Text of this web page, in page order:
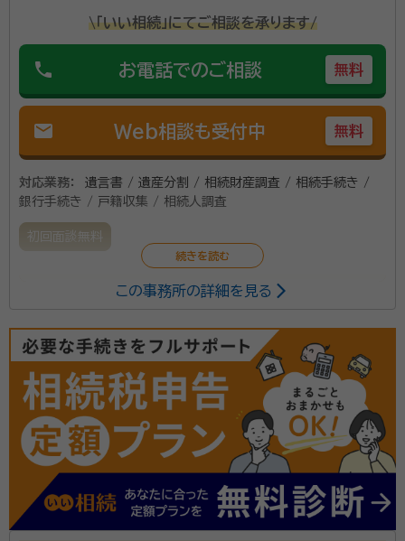
\「いい相続」にてご相談を承ります/
phone お電話でのご相談 無料
mail Web相談も受付中 無料
対応業務：
遺言書 / 遺産分割 / 相続財産調査 / 相続手続き /
銀行手続き / 戸籍収集 / 相続人調査
初回面談無料
相続に関する問題をワンストップで解決致します。
この事務所の詳細を見る